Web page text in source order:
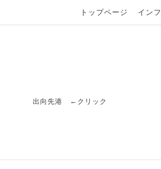
トップページ イン
出向先港 ←クリック